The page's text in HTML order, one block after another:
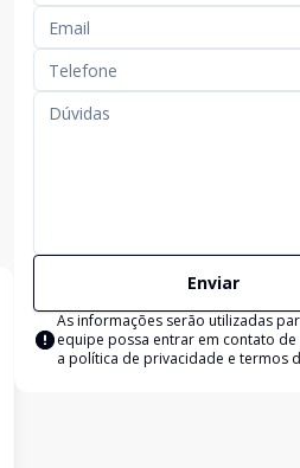
Enviar
As informações serão utilizadas
equipe possa entrar em contato
a política de privacidade e termos